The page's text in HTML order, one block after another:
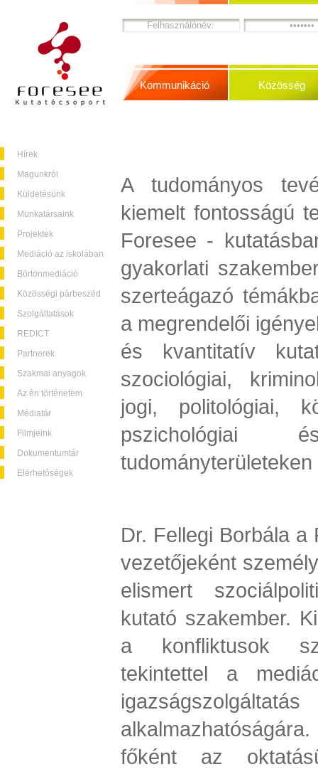
Hírek
Magunkról
Küldetésünk
Munkatársaink
Projektek
Mediáció az iskolában
Börtönmediáció
Közösségi párbeszéd
Szolgáltatások
REDICT
Partnerek
Szakmai anyagok
Az én történetem
Médiatár
Filmjeink
Dokumentumtár
Elérhetőségek
Kommunikáció Közösség
A tudományos
kiemelt fontosságú
Foresee -
gyakorlati
szerteágazó
a megrendelői
és kvantitatív
szociológiai,
jogi, politológiai,
pszichológiai
Dr. Fellegi Borbála
vezetőjeként
elismert
kutató szakember.
a konfliktusok
tekintettel a
főként az